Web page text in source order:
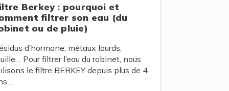
Berkey : pourquoi et
filtrer son eau (du
ou de pluie)
d’hormone, métaux lourds,
Pour filtrer l’eau du robinet, nous
le filtre BERKEY depuis plus de 4